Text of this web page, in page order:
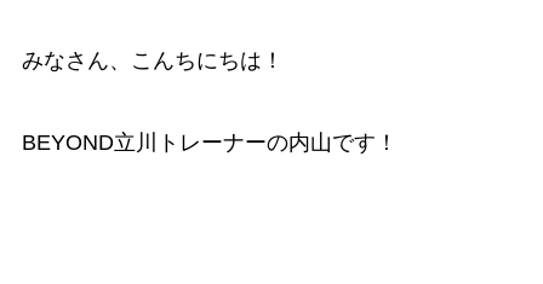
みなさん、こんちにちは！
BEYOND立川トレーナーの内山です！